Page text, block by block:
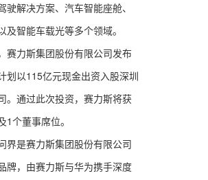
驶解决方案、汽车智能座舱、
智能车载光等多个领域。
力斯集团股份有限公司发布
划以115亿元现金出资入股深圳
。通过此次投资，赛力斯将获
个董事席位。
是赛力斯集团股份有限公司
牌，由赛力斯与华为携手深度